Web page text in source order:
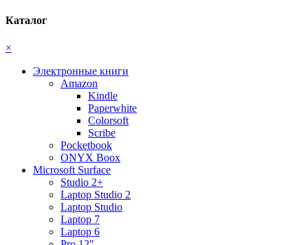
Каталог
×
Электронные книги
Amazon
Kindle
Paperwhite
Colorsoft
Scribe
Pocketbook
ONYX Boox
Microsoft Surface
Studio 2+
Laptop Studio 2
Laptop Studio
Laptop 7
Laptop 6